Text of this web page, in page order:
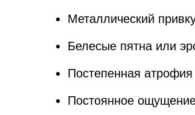
Металлический
Белесые пятна или
Постепенная
Постоянное